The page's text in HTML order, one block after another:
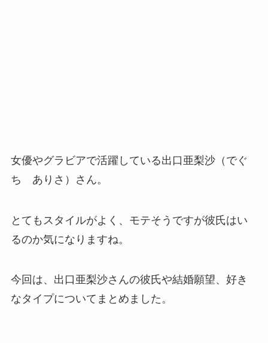
女優やグラビアで活躍している出口亜梨沙（でぐ
ち ありさ）さん。
とてもスタイルがよく、モテそうですが彼氏はい
るのか気になりますね。
今回は、出口亜梨沙さんの彼氏や結婚願望、好き
なタイプについてまとめました。